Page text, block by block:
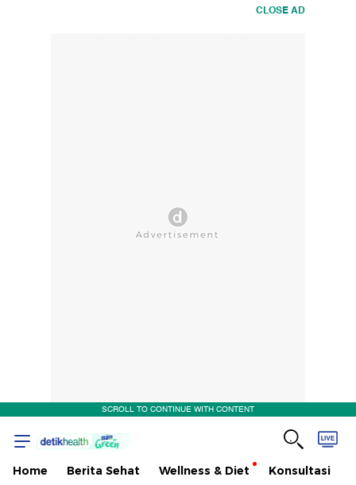
CLOSE AD
SCROLL TO CONTINUE WITH CONTENT
Home Berita Sehat Wellness & Diet Konsultasi